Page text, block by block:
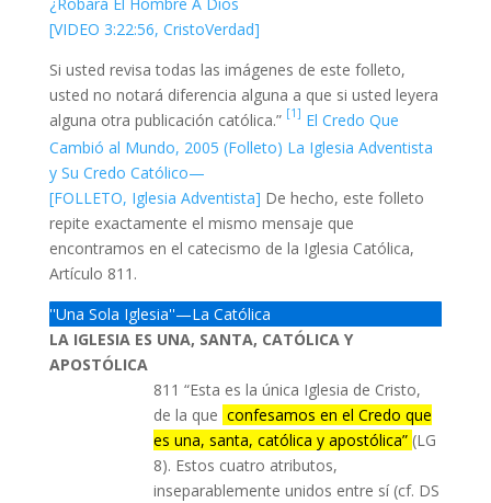
[VIDEO 3:22:56, CristoVerdad]
Si usted revisa todas las imágenes de este folleto,
usted no notará diferencia alguna a que si usted leyera
alguna otra publicación católica.” [1] El Credo Que
Cambió al Mundo, 2005 (Folleto) La Iglesia Adventista
y Su Credo Católico—
[FOLLETO, Iglesia Adventista] De hecho, este folleto
repite exactamente el mismo mensaje que
encontramos en el catecismo de la Iglesia Católica,
Artículo 811.
''Una Sola Iglesia''—La Católica
LA IGLESIA ES UNA, SANTA, CATÓLICA Y
APOSTÓLICA
811 “Esta es la única Iglesia de Cristo,
de la que confesamos en el Credo que
es una, santa, católica y apostólica” (LG
8). Estos cuatro atributos,
inseparablemente unidos entre sí (cf. DS